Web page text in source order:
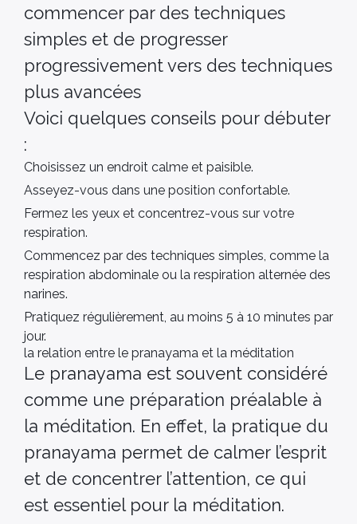
commencer par des techniques
simples et de progresser
progressivement vers des techniques
plus avancées
Voici quelques conseils pour débuter
:
Choisissez un endroit calme et paisible.
Asseyez-vous dans une position confortable.
Fermez les yeux et concentrez-vous sur votre
respiration.
Commencez par des techniques simples, comme la
respiration abdominale ou la respiration alternée des
narines.
Pratiquez régulièrement, au moins 5 à 10 minutes par
jour.
la relation entre le pranayama et la méditation
Le pranayama est souvent considéré
comme une préparation préalable à
la méditation. En effet, la pratique du
pranayama permet de calmer l’esprit
et de concentrer l’attention, ce qui
est essentiel pour la méditation.